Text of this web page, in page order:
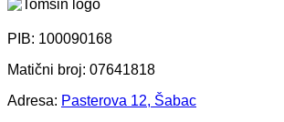
PIB: 100090168
Matični broj: 07641818
Adresa: Pasterova 12, Šabac